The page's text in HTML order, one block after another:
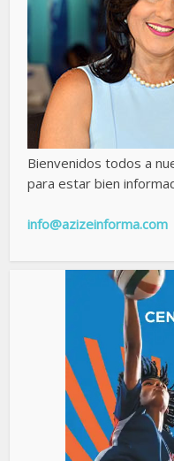
Bienvenidos todos a
para estar bien
info@azizeinforma.com